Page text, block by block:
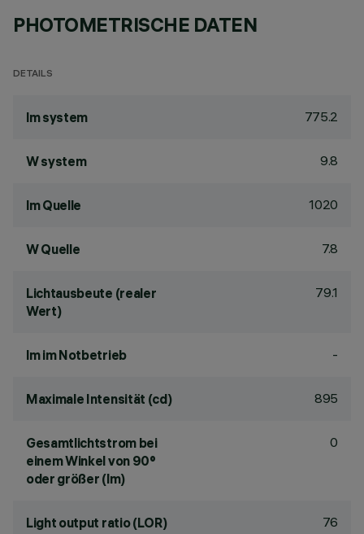
PHOTOMETRISCHE DATEN
DETAILS
lm system 775.2
W system 9.8
lm Quelle 1020
W Quelle 7.8
Lichtausbeute (realer
Wert)
79.1
lm im Notbetrieb -
Maximale Intensität (cd) 895
Gesamtlichtstrom bei
einem Winkel von 90°
oder größer (lm)
0
Light output ratio (LOR) 76